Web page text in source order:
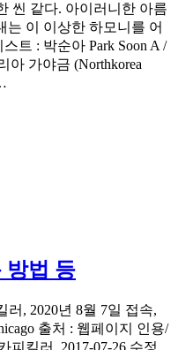
씬 같다. 아이러니한 아름
는 이 이상한 하모니를 어
트 : 박순아 Park Soon A /
아 가야금 (Northkorea
방법 등
, 2020년 8월 7일 접속,
출처 : 웹페이지 인용/